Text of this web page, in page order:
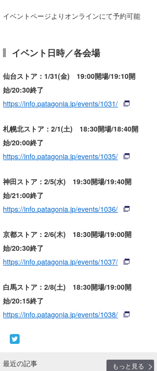
イベントページよりオンラインにて予約可能
イベント日時／各会場
仙台ストア：1/31(金) 19:00開場/19:10開
始/20:30終了
https://info.patagonia.jp/events/1031/
札幌北ストア：2/1(土) 18:30開場/18:40開
始/20:00終了
https://info.patagonia.jp/events/1035/
神田ストア：2/5(水) 19:30開場/19:40開
始/21:00終了
https://info.patagonia.jp/events/1036/
京都ストア：2/6(木) 18:30開場/19:00開
始/20:30終了
https://info.patagonia.jp/events/1037/
白馬ストア：2/8(土) 18:30開場/19:00開
始/20:15終了
https://info.patagonia.jp/events/1038/
最近の記事 もっと見る
mitz
VAGY
YUKI☆
ハンマー
まっきー
小川予報士
上田純子
上條将美
唐澤予報士
米山予報士